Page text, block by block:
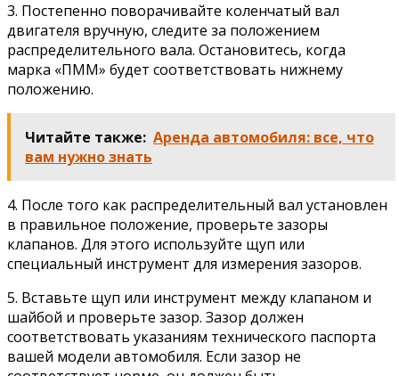
3. Постепенно поворачивайте коленчатый вал
двигателя вручную, следите за положением
распределительного вала. Остановитесь, когда
марка «ПММ» будет соответствовать нижнему
положению.
Читайте также: Аренда автомобиля: все, что
вам нужно знать
4. После того как распределительный вал установлен
в правильное положение, проверьте зазоры
клапанов. Для этого используйте щуп или
специальный инструмент для измерения зазоров.
5. Вставьте щуп или инструмент между клапаном и
шайбой и проверьте зазор. Зазор должен
соответствовать указаниям технического паспорта
вашей модели автомобиля. Если зазор не